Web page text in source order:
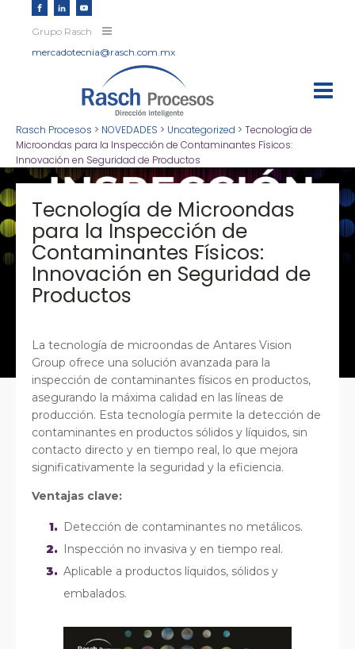
Grupo Rasch
mercadotecnia@rasch.com.mx
Rasch Procesos > NOVEDADES > Uncategorized > Tecnología de
Microondas para la Inspección de Contaminantes Físicos:
Innovación en Seguridad de Productos
Tecnología de Microondas
para la Inspección de
Contaminantes Físicos:
Innovación en Seguridad de
Productos
La tecnología de microondas de Antares Vision
Group ofrece una solución avanzada para la
inspección de contaminantes físicos en productos,
asegurando la máxima calidad en las líneas de
producción. Esta tecnología permite la detección de
contaminantes en productos sólidos y líquidos, sin
contacto directo y en tiempo real, lo que mejora
significativamente la seguridad y la eficiencia.
Ventajas clave:
Detección de contaminantes no metálicos.
Inspección no invasiva y en tiempo real.
Aplicable a productos líquidos, sólidos y
embalados.